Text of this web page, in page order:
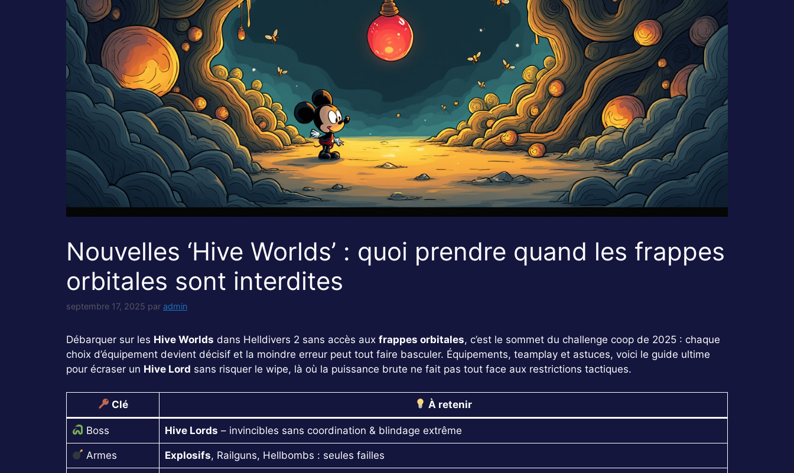
Nouvelles ‘Hive Worlds’ : quoi prendre quand les frappes
orbitales sont interdites
septembre 17, 2025 par admin
Débarquer sur les Hive Worlds dans Helldivers 2 sans accès aux frappes orbitales, c’est le sommet du challenge coop de 2025 : chaque
choix d’équipement devient décisif et la moindre erreur peut tout faire basculer. Équipements, teamplay et astuces, voici le guide ultime
pour écraser un Hive Lord sans risquer le wipe, là où la puissance brute ne fait pas tout face aux restrictions tactiques.
Clé À retenir
Boss Hive Lords – invincibles sans coordination & blindage extrême
Armes Explosifs, Railguns, Hellbombs : seules failles